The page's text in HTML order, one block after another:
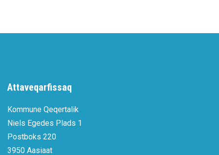
Attaveqarfissaq
Kommune Qeqertalik
Niels Egedes Plads 1
Postboks 220
3950 Aasiaat